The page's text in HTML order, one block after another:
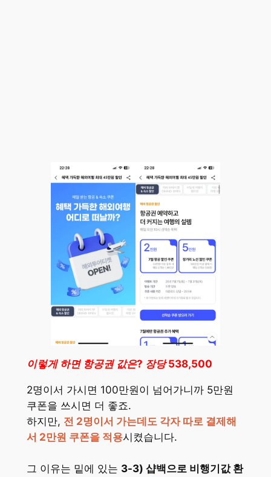
이렇게 하면 항공권 값은? 장당 538,500
2명이서 가시면 100만원이 넘어가니까 5만원
쿠폰을 쓰시면 더 좋죠.
하지만, 전 2명이서 가는데도 각자 따로 결제해
서 2만원 쿠폰을 적용시켰습니다.
그 이유는 밑에 있는 3-3) 샵백으로 비행기값 환